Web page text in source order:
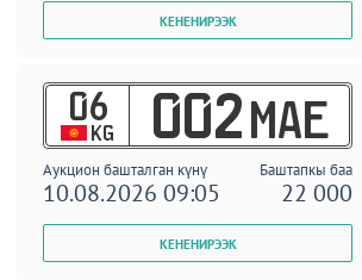
06
KG 002 MAE
Аукцион башталган күнү Баштапкы баа
10.08.2026 09:05 22 000